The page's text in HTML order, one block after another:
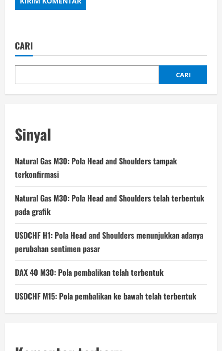
CARI
CARI
Sinyal
Natural Gas M30: Pola Head and Shoulders tampak
terkonfirmasi
Natural Gas M30: Pola Head and Shoulders telah terbentuk
pada grafik
USDCHF H1: Pola Head and Shoulders menunjukkan adanya
perubahan sentimen pasar
DAX 40 M30: Pola pembalikan telah terbentuk
USDCHF M15: Pola pembalikan ke bawah telah terbentuk